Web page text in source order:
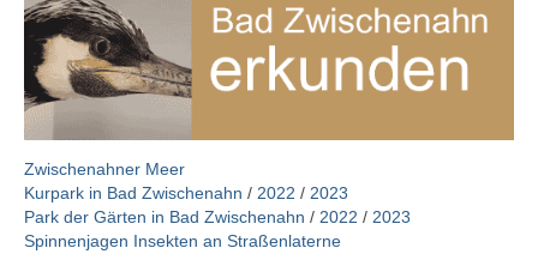
Blog
Zwischenahner Meer
Kurpark in Bad Zwischenahn / 2022 / 2023
Park der Gärten in Bad Zwischenahn / 2022 / 2023
Spinnenjagen Insekten an Straßenlaterne